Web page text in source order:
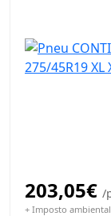
203,05€ /
+ Imposto ambiental